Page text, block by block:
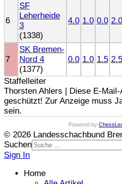
6
SF
Leherheide
3
(1338)
4.0 1.0 0.0 2.0
7
SK Bremen-
Nord 4
(1377)
0.0 1.0 1.5 2.5
Staffelleiter
Thorsten Ahlers | Diese E-
geschützt! Zur Anzeige muss
sein.
Powered by
© 2026 Landesschachbund
Suchen
Sign In
Home